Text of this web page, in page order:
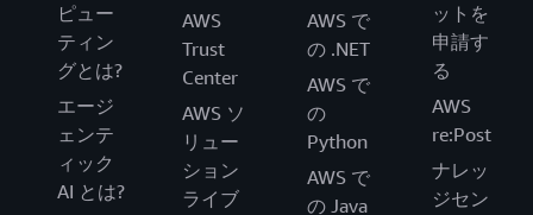
ピュー
ティン
グとは?
エージ
ェンテ
ィック
AI とは?
AWS
Trust
Center
AWS ソ
リュー
ション
ライブ
AWS で
の .NET
AWS で
の
Python
AWS で
の Java
ットを
申請す
る
AWS
re:Post
ナレッ
ジセン